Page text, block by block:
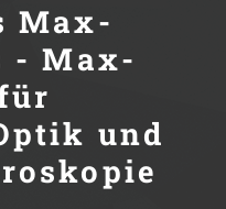
Max-
- Max-
und